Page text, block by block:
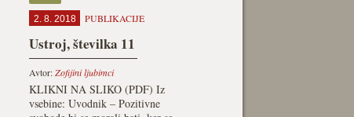
2. 8. 2018 PUBLIKACIJE
Ustroj, številka 11
Avtor:Zofijini ljubimci
KLIKNI NA SLIKO (PDF) Iz
vsebine: Uvodnik – Pozitivne